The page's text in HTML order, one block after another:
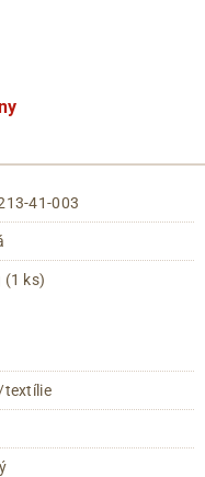
41-003
(1 ks)
textílie